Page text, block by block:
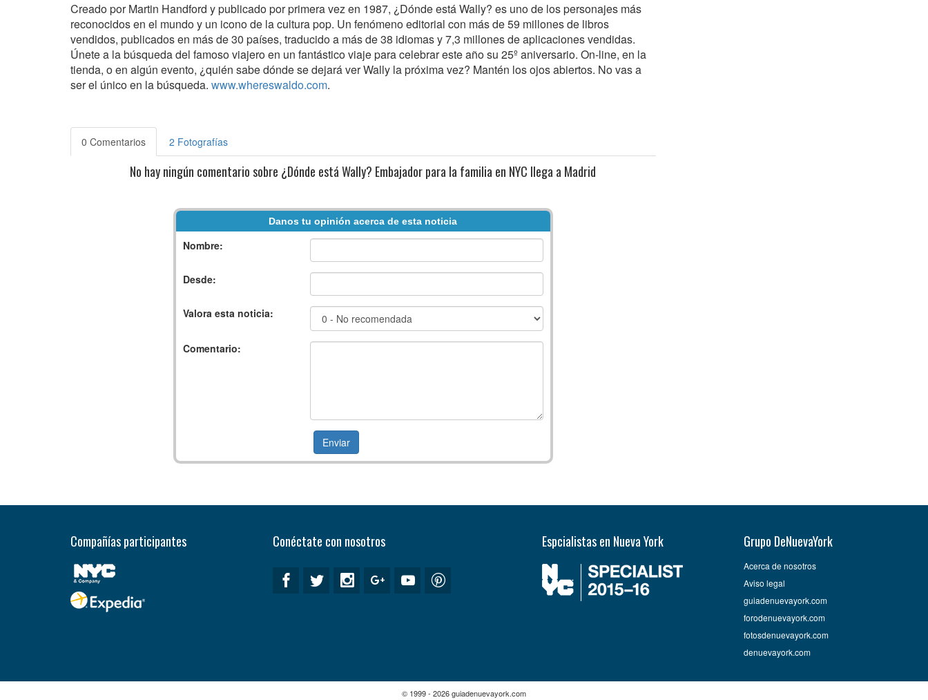
Creado por Martin Handford y publicado por primera vez en 1987, ¿Dónde está Wally? es uno de los personajes más
reconocidos en el mundo y un icono de la cultura pop. Un fenómeno editorial con más de 59 millones de libros
vendidos, publicados en más de 30 países, traducido a más de 38 idiomas y 7,3 millones de aplicaciones vendidas.
Únete a la búsqueda del famoso viajero en un fantástico viaje para celebrar este año su 25º aniversario. On-line, en la
tienda, o en algún evento, ¿quién sabe dónde se dejará ver Wally la próxima vez? Mantén los ojos abiertos. No vas a
ser el único en la búsqueda. www.whereswaldo.com.
0 Comentarios 2 Fotografías
No hay ningún comentario sobre ¿Dónde está Wally? Embajador para la familia en NYC llega a Madrid
Danos tu opinión acerca de esta noticia
Nombre:
Desde:
Valora esta noticia:
Comentario:
Compañías participantes Conéctate con nosotros Espcialistas en Nueva York Grupo DeNuevaYork
Acerca de nosotros
Aviso legal
guiadenuevayork.com
forodenuevayork.com
fotosdenuevayork.com
denuevayork.com
© 1999 - 2026 guiadenuevayork.com